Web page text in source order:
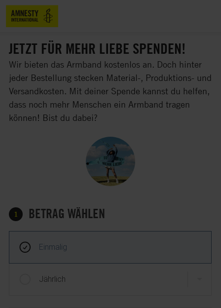
JETZT FÜR MEHR LIEBE SPENDEN!
Wir bieten das Armband kostenlos an. Doch hinter
jeder Bestellung stecken Material-, Produktions- und
Versandkosten. Mit deiner Spende kannst du helfen,
dass noch mehr Menschen ein Armband tragen
können! Bist du dabei?
1 BETRAG WÄHLEN
Einmalig
Jährlich